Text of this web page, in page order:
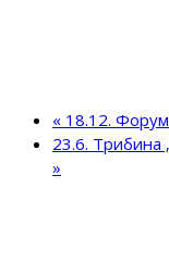
« 18.12.
23.6. Трибина
»